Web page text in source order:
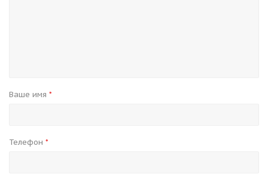
Ваше имя *
Телефон *